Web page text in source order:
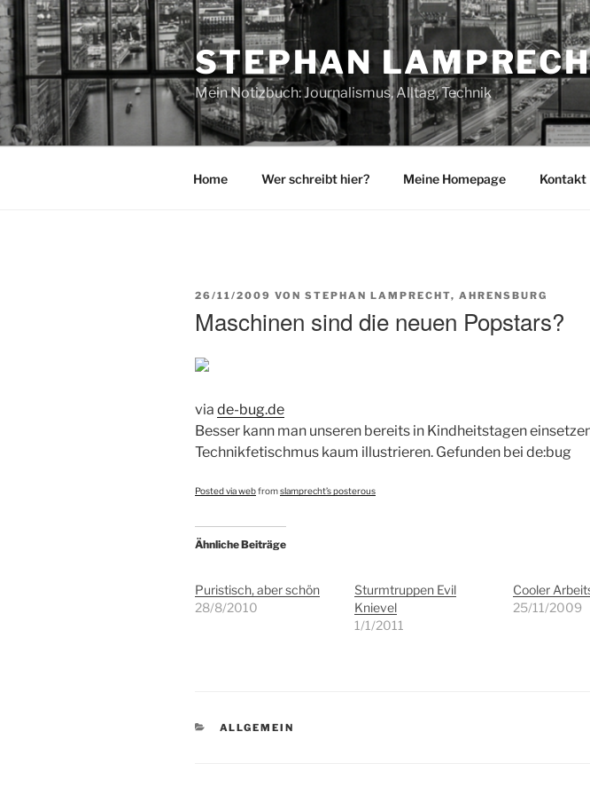
Zum
Inhalt
springen
STEPHAN
Mein Notizbuch: Journalismus, Alltag, Technik
Home Wer schreibt hier? Meine Homepage Kontakt
VERÖFFENTLICHT
26/11/2009 VON STEPHAN LAMPRECHT, AHRENSBURG
Maschinen sind die neuen Popstars?
via de-bug.de
Besser kann man unseren bereits in Kindheitstagen
Technikfetischmus kaum illustrieren. Gefunden bei de:bug
Posted via webfromslamprecht’s posterous
Ähnliche Beiträge
Puristisch, aber schön
28/8/2010
Sturmtruppen Evil
Knievel
1/1/2011
Cooler
25/11/2009
KATEGORIEN
ALLGEMEIN